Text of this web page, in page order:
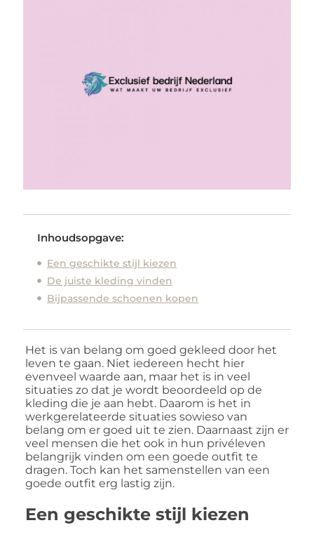
Inhoudsopgave:
Een geschikte stijl kiezen
De juiste kleding vinden
Bijpassende schoenen kopen
Het is van belang om goed gekleed door het
leven te gaan. Niet iedereen hecht hier
evenveel waarde aan, maar het is in veel
situaties zo dat je wordt beoordeeld op de
kleding die je aan hebt. Daarom is het in
werkgerelateerde situaties sowieso van
belang om er goed uit te zien. Daarnaast zijn er
veel mensen die het ook in hun privéleven
belangrijk vinden om een goede outfit te
dragen. Toch kan het samenstellen van een
goede outfit erg lastig zijn.
Een geschikte stijl kiezen